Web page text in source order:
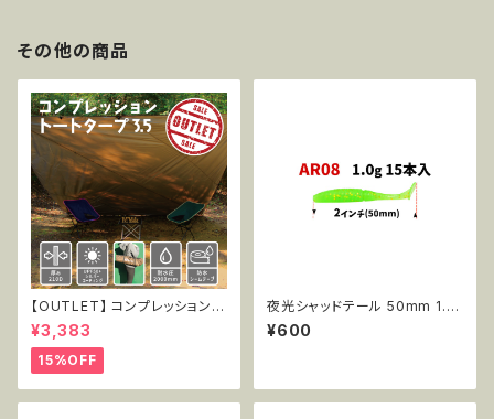
その他の商品
【OUTLET】 コンプレッショント
ートタープ3.5 TT-CT-005
¥3,383
15%OFF
夜光シャッドテール 50mm 1.0
g 15pcs AR08
¥600